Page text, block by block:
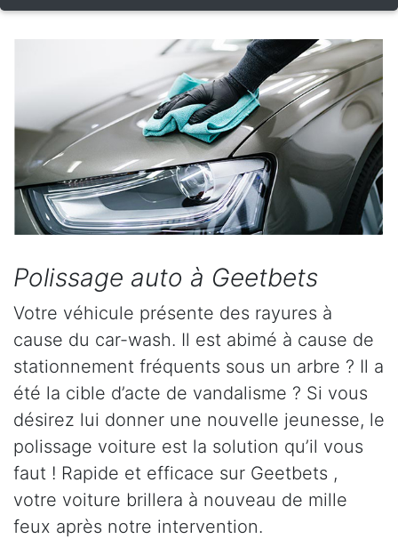
Polissage auto à Geetbets
Votre véhicule présente des rayures à
cause du car-wash. Il est abimé à cause de
stationnement fréquents sous un arbre ? Il a
été la cible d’acte de vandalisme ? Si vous
désirez lui donner une nouvelle jeunesse, le
polissage voiture est la solution qu’il vous
faut ! Rapide et efficace sur Geetbets ,
votre voiture brillera à nouveau de mille
feux après notre intervention.